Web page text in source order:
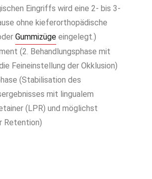
Eingriffs wird eine 2- bis 3-
ohne kieferorthopädische
Gummizüge eingelegt.)
(2. Behandlungsphase mit
Feineinstellung der Okklusion)
(Stabilisation des
mit lingualem
(LPR) und möglichst
Retention)